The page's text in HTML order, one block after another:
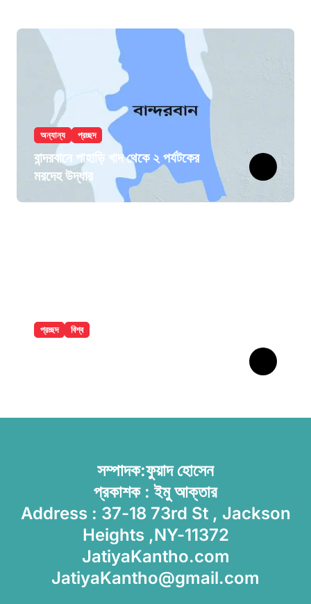
অন্যান্য প্রচ্ছদ
বান্দরবানে পাহাড়ি খাদ থেকে ২ পর্যটকের
মরদেহ উদ্ধার
প্রচ্ছদ বিশ্ব
সম্পাদক:ফুয়াদ হোসেন
প্রকাশক : ইমু আক্তার
Address : 37-18 73rd St , Jackson
Heights ,NY-11372
JatiyaKantho.com
JatiyaKantho@gmail.com